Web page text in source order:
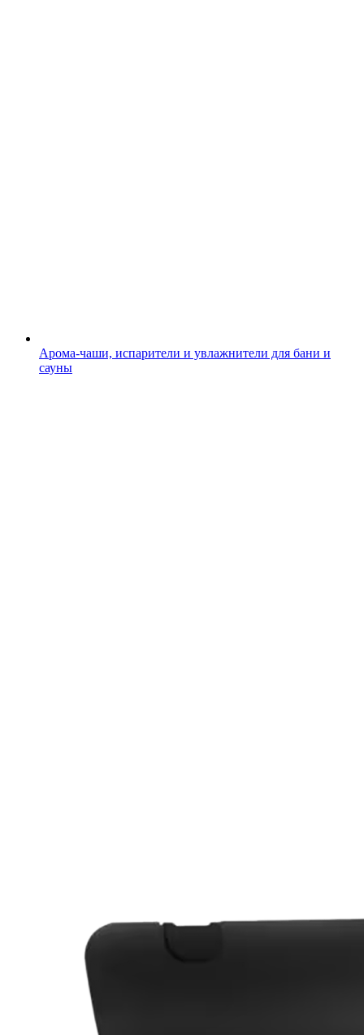
Арома-чаши, испарители и увлажнители для бани и
сауны